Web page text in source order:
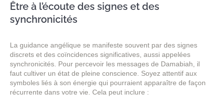
Être à l’écoute des signes et des
synchronicités
La guidance angélique se manifeste souvent par des signes
discrets et des coïncidences significatives, aussi appelées
synchronicités. Pour percevoir les messages de Damabiah, il
faut cultiver un état de pleine conscience. Soyez attentif aux
symboles liés à son énergie qui pourraient apparaître de façon
récurrente dans votre vie. Cela peut inclure :